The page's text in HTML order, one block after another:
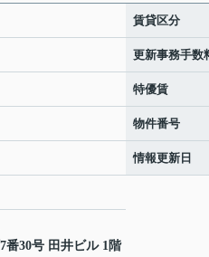
賃貸区分
更新事務手数
特優賃
物件番号
情報更新日
番30号 田井ビル 1階